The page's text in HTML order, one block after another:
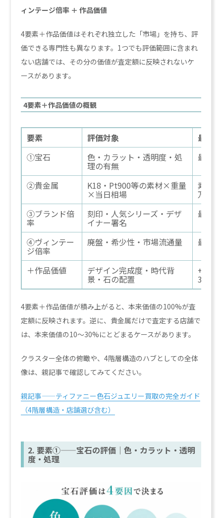
ィンテージ倍率 ＋ 作品価値
4要素＋作品価値はそれぞれ独立した「市場」を持ち、評
価できる専門性も異なります。1つでも評価範囲に含まれ
ない店舗では、その分の価値が査定額に反映されないケ
ースがあります。
4要素＋作品価値の概観
要素 評価対象
最大
①宝石
色・カラット・透明度・処
理の有無
最大
②貴金属 K18・Pt900等の素材×重量
×当日相場
素材
万円差
③ブランド倍
率
刻印・人気シリーズ・デザ
イナー署名
最大5
④ヴィンテー
ジ倍率
廃盤・希少性・市場流通量 最大6
＋作品価値 デザイン完成度・時代背
景・石の配置
+20〜
300%
4要素＋作品価値が積み上がると、本来価値の100%が査
定額に反映されます。逆に、貴金属だけで査定する店舗で
は、本来価値の10〜30%にとどまるケースがあります。
クラスター全体の俯瞰や、4階層構造のハブとしての全体
像は、親記事で確認してみてください。
親記事——ティファニー色石ジュエリー買取の完全ガイド
（4階層構造・店舗選び含む）
2. 要素①——宝石の評価｜色・カラット・透明
度・処理